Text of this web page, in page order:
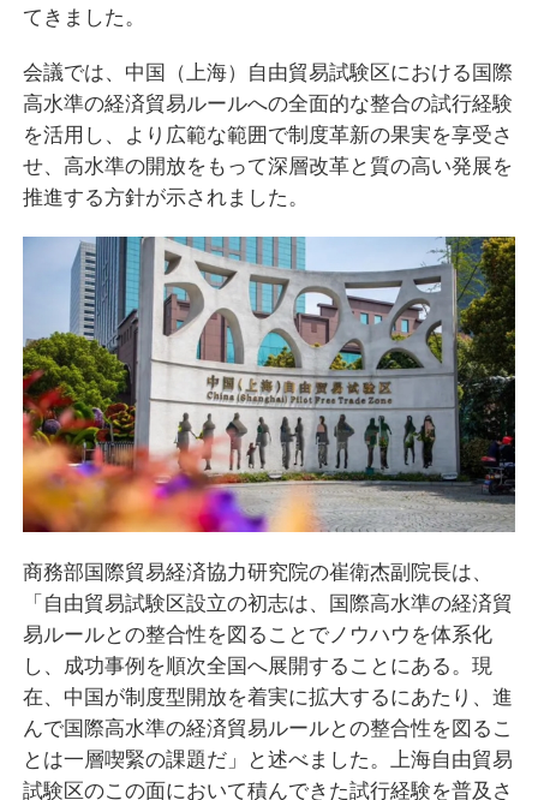
てきました。
会議では、中国（上海）自由貿易試験区における国際
高水準の経済貿易ルールへの全面的な整合の試行経験
を活用し、より広範な範囲で制度革新の果実を享受さ
せ、高水準の開放をもって深層改革と質の高い発展を
推進する方針が示されました。
商務部国際貿易経済協力研究院の崔衛杰副院長は、
「自由貿易試験区設立の初志は、国際高水準の経済貿
易ルールとの整合性を図ることでノウハウを体系化
し、成功事例を順次全国へ展開することにある。現
在、中国が制度型開放を着実に拡大するにあたり、進
んで国際高水準の経済貿易ルールとの整合性を図るこ
とは一層喫緊の課題だ」と述べました。上海自由貿易
試験区のこの面において積んできた試行経験を普及さ